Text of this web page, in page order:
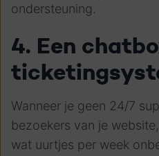
ondersteuning.
4. Een
Wanneer je geen 24/7
bezoekers van je
wat uurtjes per week